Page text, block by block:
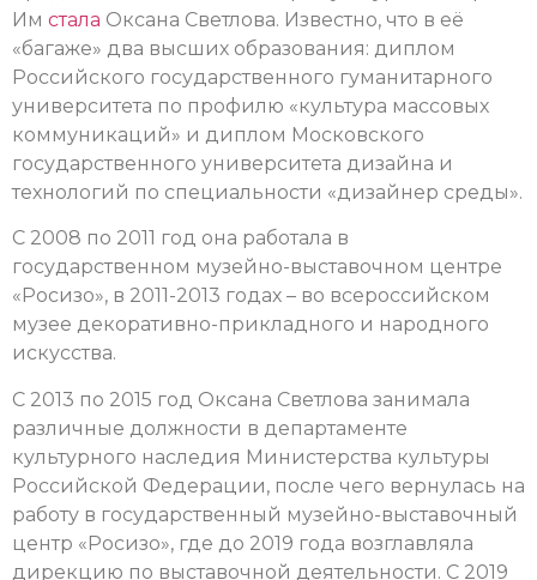
Им стала Оксана Светлова. Известно, что в её
«багаже» два высших образования: диплом
Российского государственного гуманитарного
университета по профилю «культура массовых
коммуникаций» и диплом Московского
государственного университета дизайна и
технологий по специальности «дизайнер среды».
С 2008 по 2011 год она работала в
государственном музейно-выставочном центре
«Росизо», в 2011-2013 годах – во всероссийском
музее декоративно-прикладного и народного
искусства.
С 2013 по 2015 год Оксана Светлова занимала
различные должности в департаменте
культурного наследия Министерства культуры
Российской Федерации, после чего вернулась на
работу в государственный музейно-выставочный
центр «Росизо», где до 2019 года возглавляла
дирекцию по выставочной деятельности. С 2019